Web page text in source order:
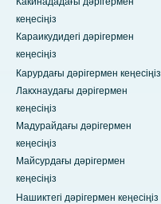
кеңесіңіз
Караикудидегі дәрігермен
кеңесіңіз
Карурдағы дәрігермен кеңесіңіз
Лакхнаудағы дәрігермен
кеңесіңіз
Мадурайдағы дәрігермен
кеңесіңіз
Майсурдағы дәрігермен
кеңесіңіз
Нашиктегі дәрігермен кеңесіңіз